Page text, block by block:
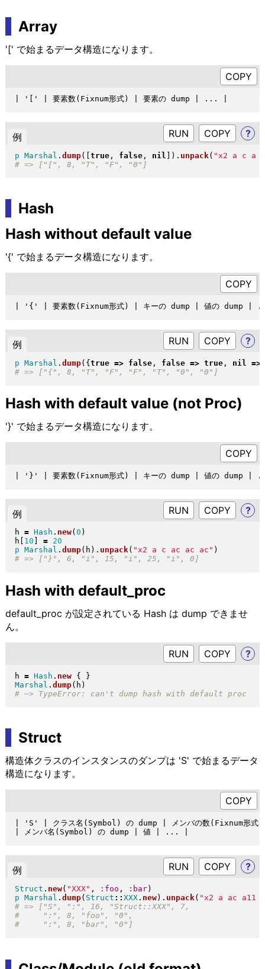
Array
'[' で始まるデータ構造になります。
例 RUN ?
p Marshal . dump( [true, false, nil ] ) . unpack( " x2 a c a
Hash
Hash without default value
'{' で始まるデータ構造になります。
例 RUN ?
p Marshal . dump( { true => false, false => true, nil
=>
Hash with default value (not Proc)
'}' で始まるデータ構造になります。
例 RUN ?
h = Hash . new( 0 )
h
10 =
20
p Marshal . dump( h ) . unpack( "x2 a c ac ac ac " )
Hash with default_proc
default_proc が設定されている Hash は dump できませ
ん。
RUN ?
h = Hash . new {
}
Marshal . dump( h )
Struct
構造体クラスのインスタンスのダンプは 'S' で始まるデータ
構造になります。
| 'S' | クラス名(Symbol) の dump | メンバの数(Fixnum形
例 RUN ?
Struct . new( "XXX" , :foo , :bar)
p Marshal . dump( Struct :: XXX. new) . unpack( " x2 a ac a11